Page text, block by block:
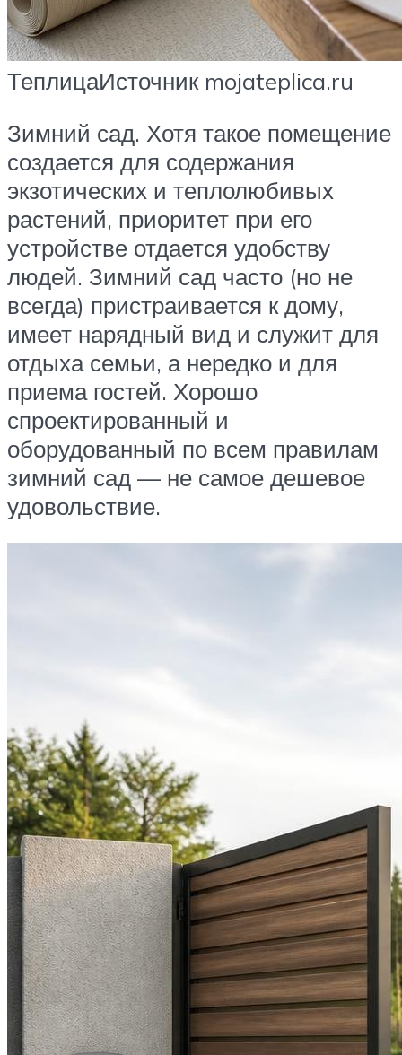
ТеплицаИсточник mojateplica.ru
Зимний сад. Хотя такое помещение
создается для содержания
экзотических и теплолюбивых
растений, приоритет при его
устройстве отдается удобству
людей. Зимний сад часто (но не
всегда) пристраивается к дому,
имеет нарядный вид и служит для
отдыха семьи, а нередко и для
приема гостей. Хорошо
спроектированный и
оборудованный по всем правилам
зимний сад — не самое дешевое
удовольствие.